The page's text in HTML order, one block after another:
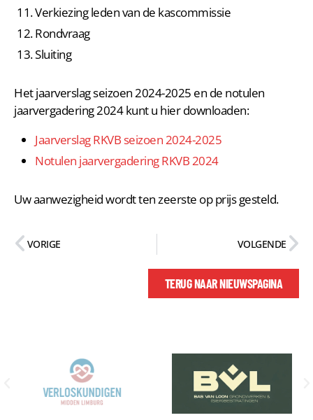
Verkiezing leden van de kascommissie
Rondvraag
Sluiting
Het jaarverslag seizoen 2024-2025 en de notulen
jaarvergadering 2024 kunt u hier downloaden:
Jaarverslag RKVB seizoen 2024-2025
Notulen jaarvergadering RKVB 2024
Uw aanwezigheid wordt ten zeerste op prijs gesteld.
VORIGE VOLGENDE
TERUG NAAR NIEUWSPAGINA